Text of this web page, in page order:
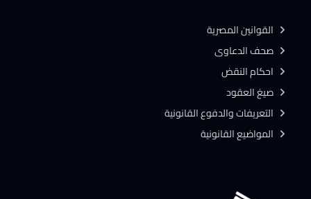
القوانين المصرية
صحف الدعاوى
احكام النقض
صيغ العقود
التعريفات والدفوع القانونية
المواضيع القانونية